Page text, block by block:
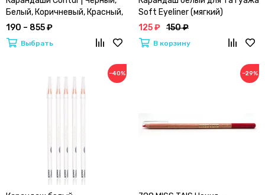
Белый, Коричневый, Красный,
Бежевый
190 – 855 ₽
Выбрать
Soft Eyeliner (мягкий)
125 ₽ 150 ₽
В корзину
−40% −29%